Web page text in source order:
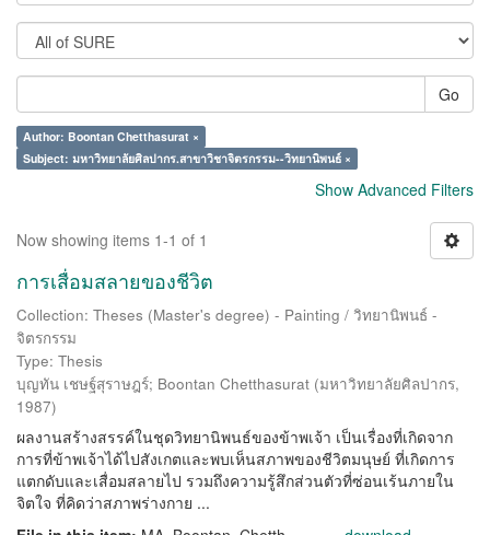
Go
Author: Boontan Chetthasurat ×
Subject: มหาวิทยาลัยศิลปากร.สาขาวิชาจิตรกรรม--วิทยานิพนธ์ ×
Show Advanced Filters
Now showing items 1-1 of 1
การเสื่อมสลายของชีวิต
Collection: Theses (Master's degree) - Painting / วิทยานิพนธ์ -
จิตรกรรม
Type: Thesis
บุญทัน เชษฐ์สุราษฎร์; Boontan Chetthasurat (มหาวิทยาลัยศิลปากร,
1987)
ผลงานสร้างสรรค์ในชุดวิทยานิพนธ์ของข้าพเจ้า เป็นเรื่องที่เกิดจาก
การที่ข้าพเจ้าได้ไปสังเกตและพบเห็นสภาพของชีวิตมนุษย์ ที่เกิดการ
แตกดับและเสื่อมสลายไป รวมถึงความรู้สึกส่วนตัวที่ซ่อนเร้นภายใน
จิตใจ ที่คิดว่าสภาพร่างกาย ...